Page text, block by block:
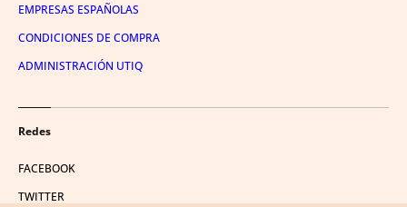
EMPRESAS ESPAÑOLAS
CONDICIONES DE COMPRA
ADMINISTRACIÓN UTIQ
Redes
FACEBOOK
TWITTER